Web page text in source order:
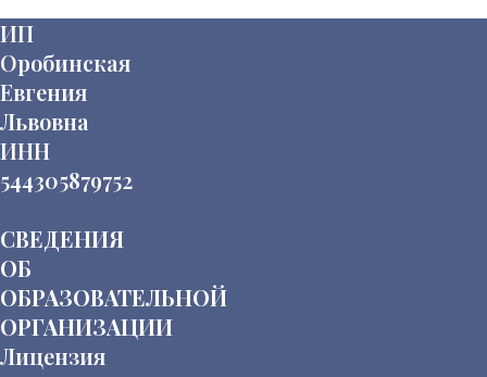
ИП
Оробинская
Евгения
Львовна
ИНН
544305879752
СВЕДЕНИЯ
ОБ
ОБРАЗОВАТЕЛЬНОЙ
ОРГАНИЗАЦИИ
Лицензия